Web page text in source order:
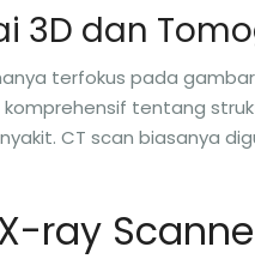
3D dan
terfokus pada
tentang
CT scan biasanya
ray